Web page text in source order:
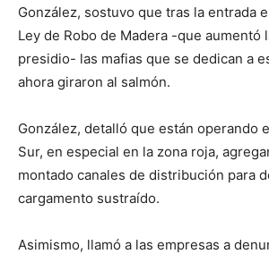
González, sostuvo que tras la entrada
Ley de Robo de Madera -que aumentó
presidio- las mafias que se dedican a
ahora giraron al salmón.
González, detalló que están operando
Sur, en especial en la zona roja,
montado canales de distribución para
cargamento sustraído.
Asimismo, llamó a las empresas a